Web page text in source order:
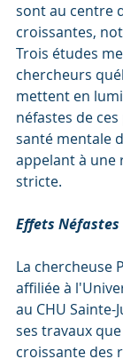
sont au centre
croissantes,
Trois études
chercheurs
mettent en
néfastes de
santé mentale
appelant à une
stricte.
Effets
La chercheuse
affiliée à
au CHU Sainte-
ses travaux
croissante des